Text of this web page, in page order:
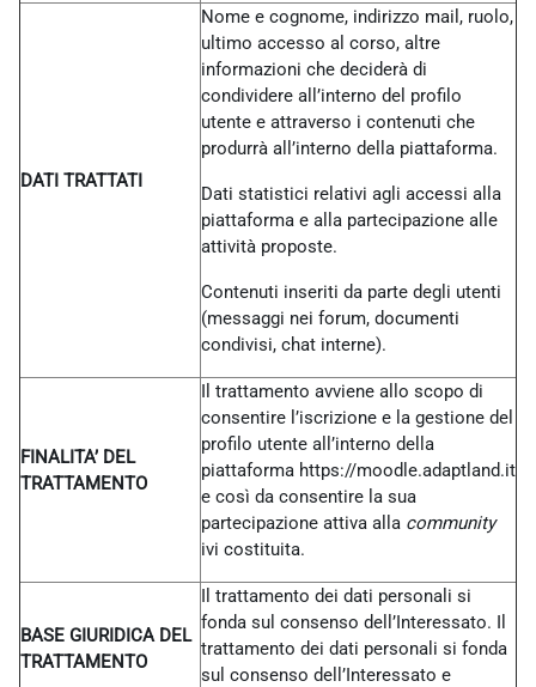
DATI TRATTATI
Nome e cognome, indirizzo mail, ruolo,
ultimo accesso al corso, altre
informazioni che deciderà di
condividere all’interno del profilo
utente e attraverso i contenuti che
produrrà all’interno della piattaforma.
Dati statistici relativi agli accessi alla
piattaforma e alla partecipazione alle
attività proposte.
Contenuti inseriti da parte degli utenti
(messaggi nei forum, documenti
condivisi, chat interne).
FINALITA’ DEL
TRATTAMENTO
Il trattamento avviene allo scopo di
consentire l’iscrizione e la gestione del
profilo utente all’interno della
piattaforma https://moodle.adaptland.it
e così da consentire la sua
partecipazione attiva alla community
ivi costituita.
BASE GIURIDICA DEL
TRATTAMENTO
Il trattamento dei dati personali si
fonda sul consenso dell’Interessato. Il
trattamento dei dati personali si fonda
sul consenso dell’Interessato e